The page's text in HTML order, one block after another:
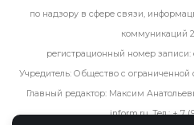
по надзору в сфере связи,
коммуникаций
регистрационный номер
Учредитель: Общество с ограниченной
Главный редактор: Максим
inform.ru. Тел.:+ 7